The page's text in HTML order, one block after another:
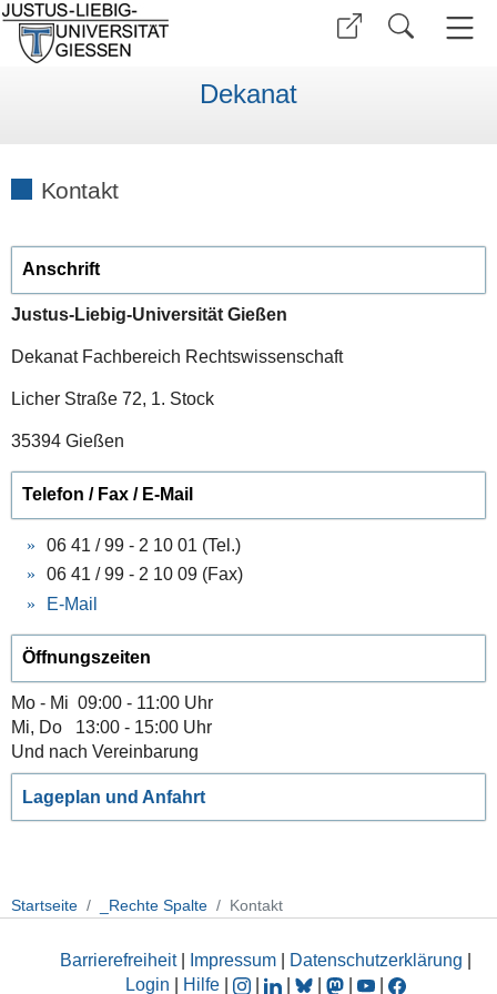
Dekanat
Kontakt
Anschrift
Justus-Liebig-Universität Gießen
Dekanat Fachbereich Rechtswissenschaft
Licher Straße 72, 1. Stock
35394 Gießen
Telefon / Fax / E-Mail
06 41 / 99 - 2 10 01 (Tel.)
06 41 / 99 - 2 10 09 (Fax)
E-Mail
Öffnungszeiten
Mo - Mi 09:00 - 11:00 Uhr
Mi, Do 13:00 - 15:00 Uhr
Und nach Vereinbarung
Lageplan und Anfahrt
Startseite _Rechte Spalte Kontakt
Barrierefreiheit| Impressum Datenschutzerklärung
Login
Hilfe